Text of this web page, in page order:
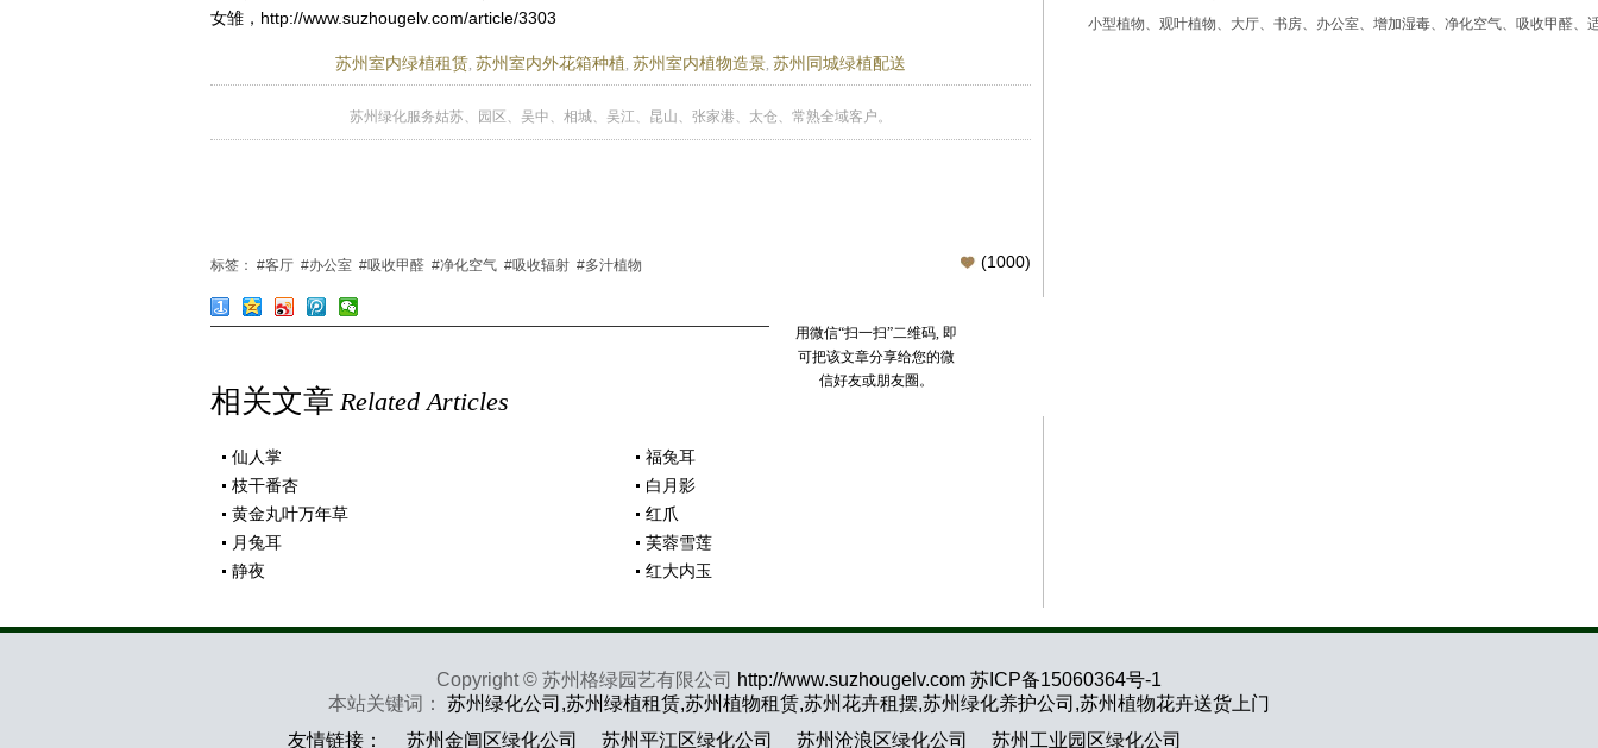
女雏，http://www.suzhougelv.com/article/3303
苏州室内绿植租赁, 苏州室内外花箱种植, 苏州室内植物造景, 苏州同城绿植配送
苏州绿化服务姑苏、园区、吴中、相城、吴江、昆山、张家港、太仓、常熟全域客户。
标签： #客厅 #办公室 #吸收甲醛 #净化空气 #吸收辐射 #多汁植物 (1000)
用微信“扫一扫”二维码, 即
可把该文章分享给您的微
信好友或朋友圈。
相关文章 Related Articles
仙人掌
福兔耳
枝干番杏
白月影
黄金丸叶万年草
红爪
月兔耳
芙蓉雪莲
静夜
红大内玉
小型植物、观叶植物、大厅、书房、办公室、增加湿毒、净化空气、吸收甲醛、
Copyright © 苏州格绿园艺有限公司 http://www.suzhougelv.com 苏ICP备15060364号-1
本站关键词： 苏州绿化公司,苏州绿植租赁,苏州植物租赁,苏州花卉租摆,苏州绿化养护公司,苏州植物花卉送货上门
友情链接：
苏州金阊区绿化公司 苏州平江区绿化公司 苏州沧浪区绿化公司 苏州工业园区绿化公司